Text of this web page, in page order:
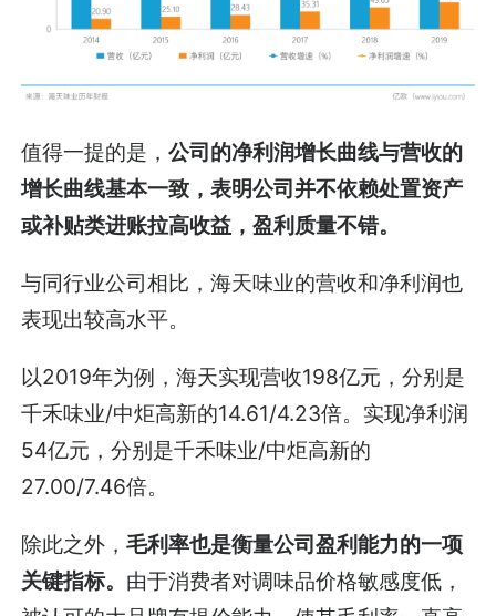
值得一提的是，公司的净利润增长曲线与营收的
增长曲线基本一致，表明公司并不依赖处置资产
或补贴类进账拉高收益，盈利质量不错。
与同行业公司相比，海天味业的营收和净利润也
表现出较高水平。
以2019年为例，海天实现营收198亿元，分别是
千禾味业/中炬高新的14.61/4.23倍。实现净利润
54亿元，分别是千禾味业/中炬高新的
27.00/7.46倍。
除此之外，毛利率也是衡量公司盈利能力的一项
关键指标。 由于消费者对调味品价格敏感度低，